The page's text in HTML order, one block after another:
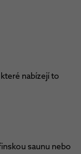
nabízejí to
saunu nebo